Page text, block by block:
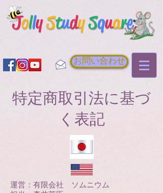
お問い合わせ
特定商取引法に基づ
く表記
運営：有限会社 ソムニウム